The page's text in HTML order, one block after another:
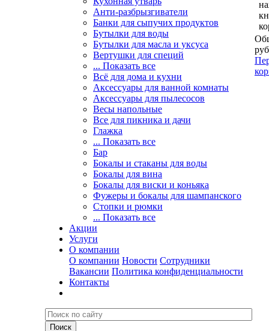
Анти-разбрызгиватели
Банки для сыпучих продуктов
Бутылки для воды
Бутылки для масла и уксуса
Вертушки для специй
... Показать все
Всё для дома и кухни
Аксессуары для ванной комнаты
Аксессуары для пылесосов
Весы напольные
Все для пикника и дачи
Глажка
... Показать все
Бар
Бокалы и стаканы для воды
Бокалы для вина
Бокалы для виски и коньяка
Фужеры и бокалы для шампанского
Стопки и рюмки
... Показать все
Акции
Услуги
О компании
О компании Новости Сотрудники
Вакансии Политика конфиденциальности
Контакты